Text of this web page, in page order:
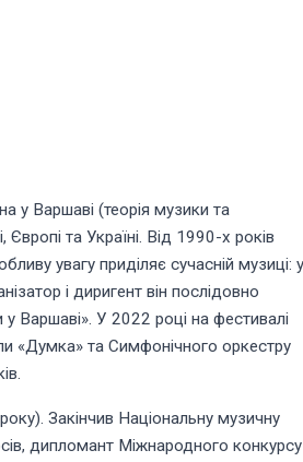
у Варшаві (теорія музики та
та Україні. Від 1990-х років
увагу приділяє сучасній музиці: у
і диригент він послідовно
у Варшаві». У 2022 році на фестивалі
«Думка» та Симфонічного оркестру
Закінчив Національну музичну
дипломант Міжнародного конкурсу